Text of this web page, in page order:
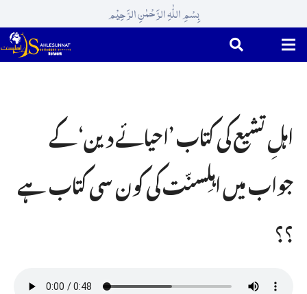
بِسْمِ اللّٰہِ الرَّحْمٰنِ الرَّحِیْم
اہلِ تشیع کی کتاب ’احیائے دین‘ کے
جواب میں اہلِسنّت کی کون سی کتاب ہے
؟؟